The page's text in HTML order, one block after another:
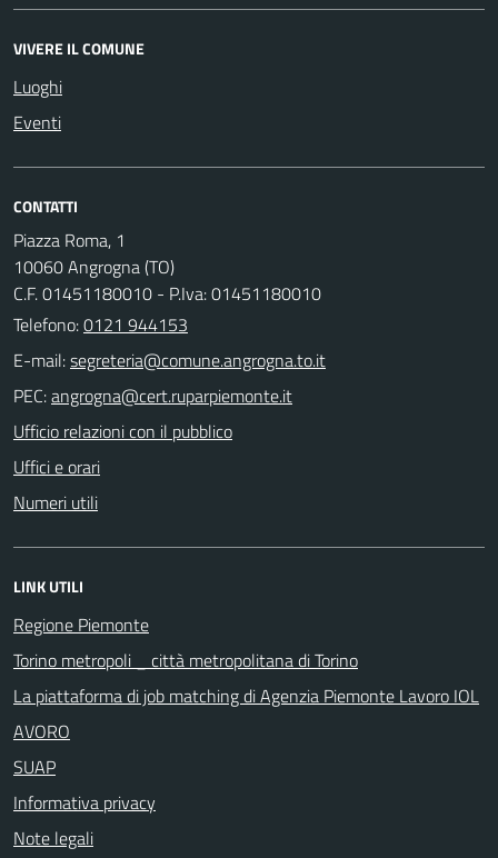
VIVERE IL COMUNE
Luoghi
Eventi
CONTATTI
Piazza Roma, 1
10060 Angrogna (TO)
C.F. 01451180010 - P.Iva: 01451180010
Telefono:0121 944153
E-mail:
PEC:
Ufficio relazioni con il pubblico
Uffici e orari
Numeri utili
LINK UTILI
Regione Piemonte
Torino metropoli _ città metropolitana di Torino
La piattaforma di job matching di Agenzia Piemonte Lavoro IOL
AVORO
SUAP
Informativa privacy
Note legali